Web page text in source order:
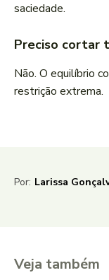
saciedade.
Preciso cortar
Não. O equilíbrio
restrição extrema.
Por: Larissa
Veja também